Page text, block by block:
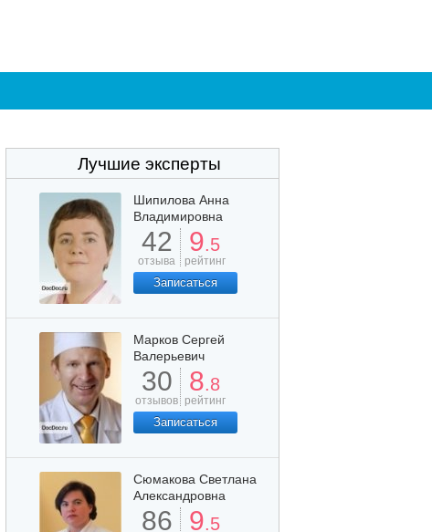
Лучшие эксперты
Шипилова Анна
Владимировна
42
отзыва
9.5
рейтинг
Записаться
Марков Сергей
Валерьевич
30
отзывов
8.8
рейтинг
Записаться
Сюмакова Светлана
Александровна
86 9.5